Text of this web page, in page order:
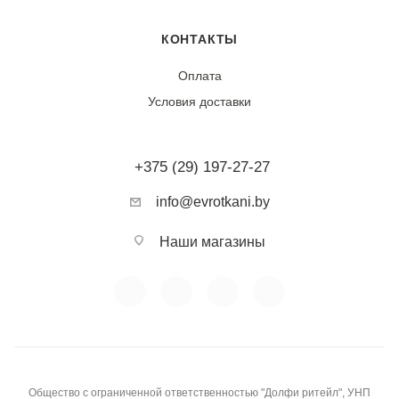
Ткань обладает средней износостойкостью. Кружево
повреждениям. Не дает усадки при правильном уходе.
Устойчива к выцветанию.
Кружевное полотно (полиэстер)
Ажурная, рельефная, прозрачная
КОНТАКТЫ
Оплата
Условия доставки
+375 (29) 197-27-27
info@evrotkani.by
Наши магазины
Общество с ограниченной ответственностью "Долфи ритейл", УНП